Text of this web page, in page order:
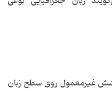
غیرمعمول روی سطح زبان